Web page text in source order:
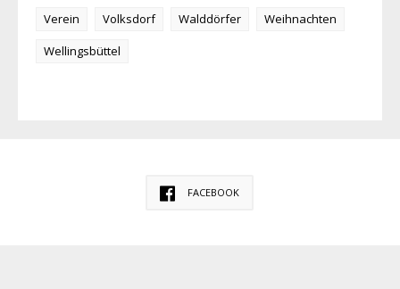
Verein
Volksdorf Walddörfer
Weihnachten
Wellingsbüttel
FACEBOOK